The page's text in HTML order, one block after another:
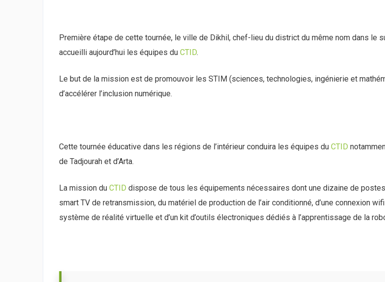
Première étape de cette tournée, le ville de Dikhil, chef-lieu du district du même nom dans le
accueilli aujourd’hui les équipes du CTID.
Le but de la mission est de promouvoir les STIM (sciences, technologies, ingénierie et
d’accélérer l’inclusion numérique.
Cette tournée éducative dans les régions de l’intérieur conduira les équipes du CTID
de Tadjourah et d’Arta.
La mission du CTID dispose de tous les équipements nécessaires dont une dizaine de postes
smart TV de retransmission, du matériel de production de l’air conditionné, d’une connexion wifi
système de réalité virtuelle et d’un kit d’outils électroniques dédiés à l’apprentissage de la